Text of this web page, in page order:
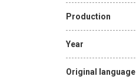
Production
Year
Original language